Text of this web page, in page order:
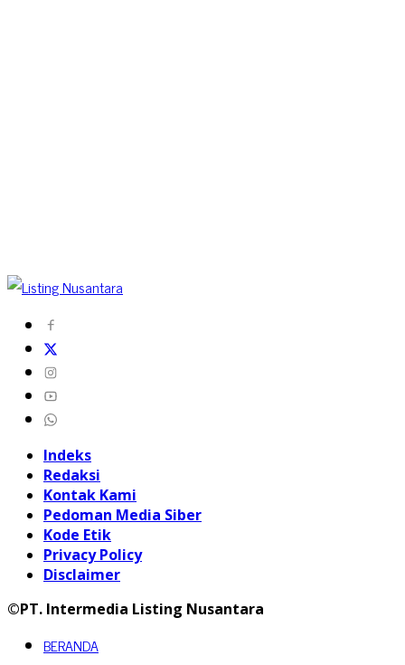
Indeks
Redaksi
Kontak Kami
Pedoman Media Siber
Kode Etik
Privacy Policy
Disclaimer
©PT. Intermedia Listing Nusantara
BERANDA